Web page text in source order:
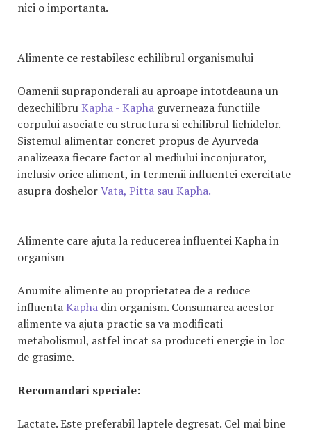
nici o importanta.
Alimente ce restabilesc echilibrul organismului
Oamenii supraponderali au aproape intotdeauna un
dezechilibruKapha - Kapha guverneaza functiile
corpului asociate cu structura si echilibrul lichidelor.
Sistemul alimentar concret propus de Ayurveda
analizeaza fiecare factor al mediului inconjurator,
inclusiv orice aliment, in termenii influentei exercitate
asupra doshelorVata, Pitta sau Kapha.
Alimente care ajuta la reducerea influentei Kapha in
organism
Anumite alimente au proprietatea de a reduce
influentaKapha din organism. Consumarea acestor
alimente va ajuta practic sa va modificati
metabolismul, astfel incat sa produceti energie in loc
de grasime.
Recomandari speciale:
Lactate.Este preferabil laptele degresat. Cel mai bine